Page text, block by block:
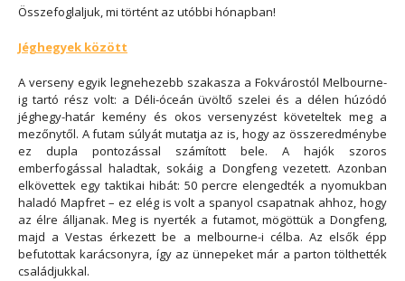
Összefoglaljuk, mi történt az utóbbi hónapban!
Jéghegyek között
A verseny egyik legnehezebb szakasza a Fokvárostól Melbourne-
ig tartó rész volt: a Déli-óceán üvöltő szelei és a délen húzódó
jéghegy-határ kemény és okos versenyzést követeltek meg a
mezőnytől. A futam súlyát mutatja az is, hogy az összeredménybe
ez dupla pontozással számított bele. A hajók szoros
emberfogással haladtak, sokáig a Dongfeng vezetett. Azonban
elkövettek egy taktikai hibát: 50 percre elengedték a nyomukban
haladó Mapfret – ez elég is volt a spanyol csapatnak ahhoz, hogy
az élre álljanak. Meg is nyerték a futamot, mögöttük a Dongfeng,
majd a Vestas érkezett be a melbourne-i célba. Az elsők épp
befutottak karácsonyra, így az ünnepeket már a parton tölthették
családjukkal.